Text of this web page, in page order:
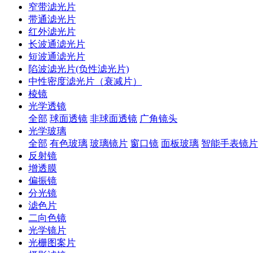
窄带滤光片
带通滤光片
红外滤光片
长波通滤光片
短波通滤光片
陷波滤光片(负性滤光片)
中性密度滤光片（衰减片）
棱镜
光学透镜
全部 球面透镜 非球面透镜 广角镜头
光学玻璃
全部 有色玻璃 玻璃镜片 窗口镜 面板玻璃 智能手表镜片
反射镜
增透膜
偏振镜
分光镜
滤色片
二向色镜
光学镜片
光栅图案片